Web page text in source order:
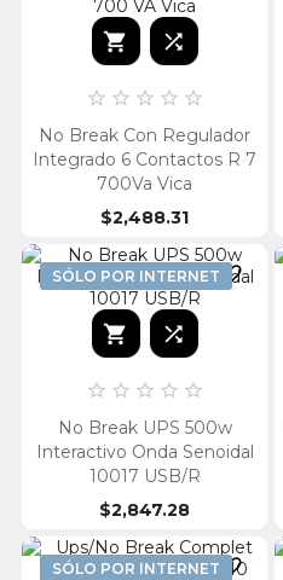
 
    
No Break Con Regulador
Integrado 6 Contactos R 7
700Va Vica
$2,488.31
SÓLO POR INTERNET 
 
    
No Break UPS 500w
Interactivo Onda Senoidal
10017 USB/R
$2,847.28
SÓLO POR INTERNET 